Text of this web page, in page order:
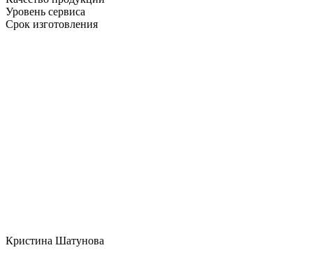
Уровень сервиса
Срок изготовления
Кристина Шатунова